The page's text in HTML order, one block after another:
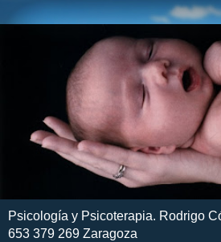
Psicología y Psicoterapia. Rodrigo
653 379 269 Zaragoza